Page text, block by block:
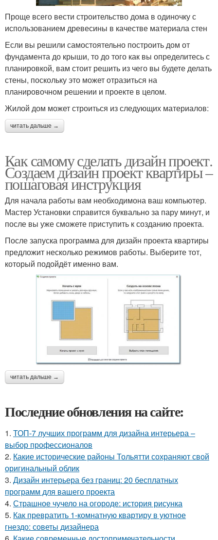
Проще всего вести строительство дома в одиночку с
использованием древесины в качестве материала стен
Если вы решили самостоятельно построить дом от
фундамента до крыши, то до того как вы определитесь с
планировкой, вам стоит решить из чего вы будете делать
стены, поскольку это может отразиться на
планировочном решении и проекте в целом.
Жилой дом может строиться из следующих материалов:
читать дальше →
Как самому сделать дизайн проект.
Создаем дизайн проект квартиры –
пошаговая инструкция
Для начала работы вам необходимона ваш компьютер.
Мастер Установки справится буквально за пару минут, и
после вы уже сможете приступить к созданию проекта.
После запуска программа для дизайн проекта квартиры
предложит несколько режимов работы. Выберите тот,
который подойдёт именно вам.
читать дальше →
Последние обновления на сайте:
1. ТОП-7 лучших программ для дизайна интерьера –
выбор профессионалов
2. Какие исторические районы Тольятти сохраняют свой
оригинальный облик
3. Дизайн интерьера без границ: 20 бесплатных
программ для вашего проекта
4. Страшное чучело на огороде: история рисунка
5. Как превратить 1-комнатную квартиру в уютное
гнездо: советы дизайнера